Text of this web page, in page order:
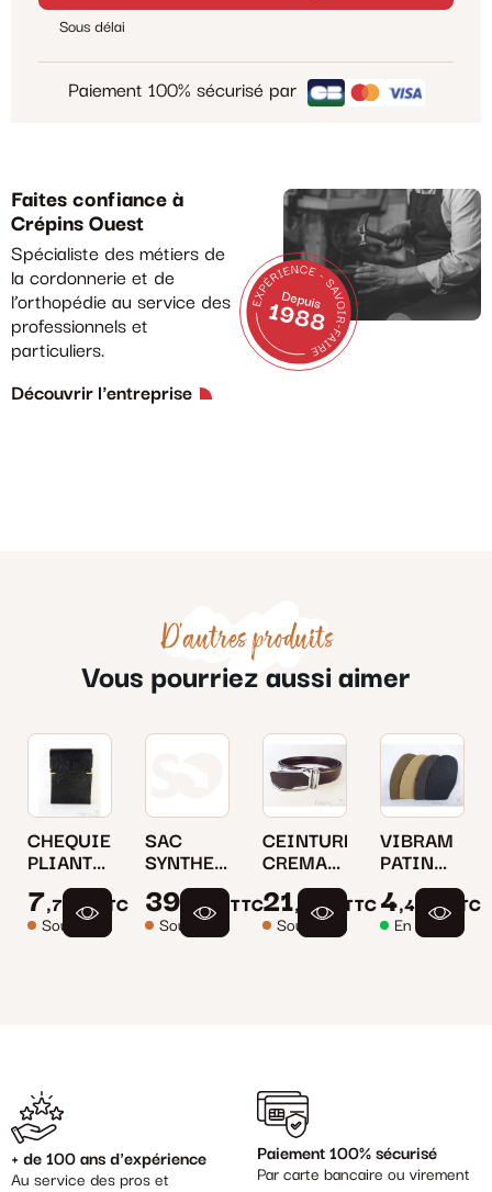
Sous délai
Paiement 100% sécurisé par
Faites confiance à
Crépins Ouest
Spécialiste des métiers de
la cordonnerie et de
l’orthopédie au service des
professionnels et
particuliers.
Découvrir l'entreprise
D'autres produits
Vous pourriez aussi aimer
CHEQUIERS
PLIANT
CROUTE
DE CUIR
7,76 € TTC
Sous délai
SAC
SYNTHETIQUE
33550
39 ,60 € TTC
Sous délai
CEINTURE
CREMAILLERE
CROUTE
DE CUIR
30 MM
21,89 € TTC
Sous délai
VIBRAM
PATIN
EVOLUTION
1.8MM
HTC
4,43 € TTC
En stock
+ de 100 ans d'expérience
Au service des pros et
Paiement 100% sécurisé
Par carte bancaire ou virement